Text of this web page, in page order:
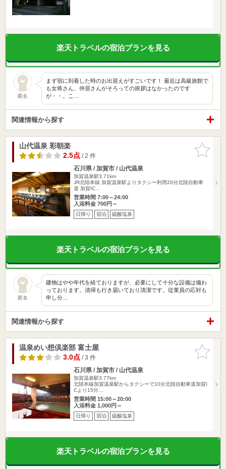
楽天トラベルの宿泊プランを見る
匿名
まず宿に到着した時のお出迎えがすごいです！ 最近は高級旅館で
も女将さん、仲居さんがそろっての挨拶はなかったのです
が・・。こ…
関連情報から探す
お気に入
りに追加
山代温泉 彩朝楽
2.5点/ 2 件
石川県 / 加賀市 / 山代温泉
加賀温泉駅3.71km
JR北陸本線 加賀温泉駅よりタクシー利用20分北陸自動車
道 加賀IC…
営業時間 7:00～24:00
入浴料金 700円～
日帰り 宿泊 硫酸塩泉
楽天トラベルの宿泊プランを見る
匿名
建物はやや年代を経ておりますが、必要にして十分な設備は備わ
っております。清掃も行き届いており清潔です。従業員の応対も
申し分…
関連情報から探す
お気に入
りに追加
温泉めい想倶楽部 富士屋
3.0点/ 3 件
石川県 / 加賀市 / 山代温泉
加賀温泉駅3.77km
北陸本線加賀温泉駅からタクシーで10分北陸自動車道加賀I
Cより15分…
営業時間 15:00～20:00
入浴料金 1,000円～
日帰り 宿泊 硫酸塩泉
楽天トラベルの宿泊プランを見る